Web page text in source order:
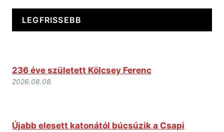
LEGFRISSEBB
236 éve született Kölcsey Ferenc
2026.08.08.
Újabb elesett katonától búcsúzik a Csapi